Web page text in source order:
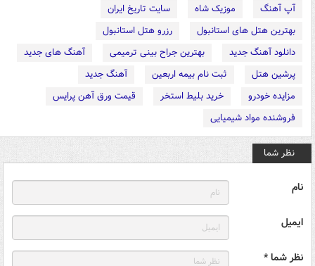
آپ آهنگ موزیک شاه
سایت تاریخ ایران
بهترین هتل های استانبول
رزرو هتل استانبول
دانلود آهنگ جدید
بهترین جراح بینی ترمیمی
آهنگ های جدید
پرشین هتل
ثبت نام بیمه اربعین
آهنگ جدید
مزایده خودرو
خرید بلیط استخر
قیمت ورق آهن پرایس
فروشنده مواد شیمیایی
نظر شما
نام
ایمیل
نظر شما *